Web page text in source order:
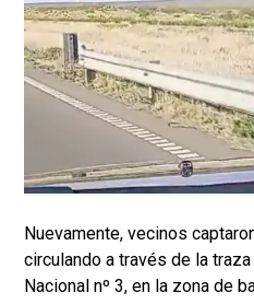
Nuevamente, vecinos
circulando a través de la
Nacional nº 3, en la zona de